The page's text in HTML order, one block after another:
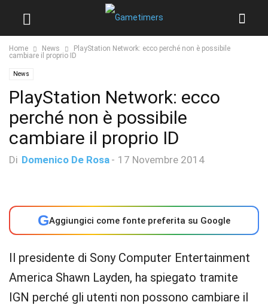
Home News
PlayStation Network: ecco perché non è possibile
cambiare il proprio ID
News
PlayStation Network: ecco
perché non è possibile
cambiare il proprio ID
Di Domenico De Rosa - 17 Novembre 2014
GAggiungici come fonte preferita su Google
Il presidente di Sony Computer Entertainment
America Shawn Layden, ha spiegato tramite
IGN perché gli utenti non possono cambiare il